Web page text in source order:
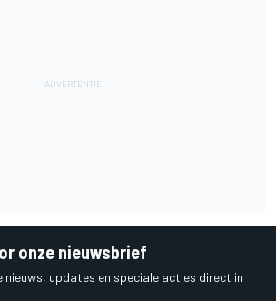
onze nieuwsbrief
updates en speciale acties direct in